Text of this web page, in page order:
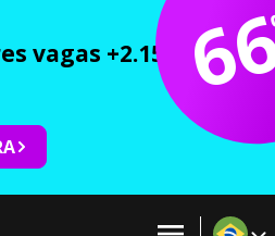
vagas +2.150 cursos